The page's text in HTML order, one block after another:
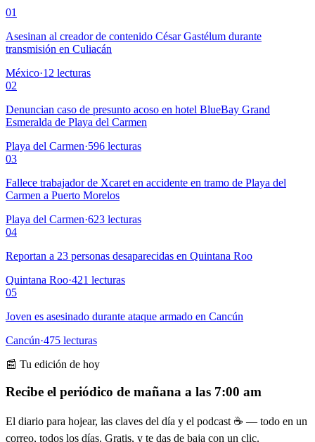
01
Asesinan al creador de contenido César Gastélum durante
transmisión en Culiacán
México·12 lecturas
02
Denuncian caso de presunto acoso en hotel BlueBay Grand
Esmeralda de Playa del Carmen
Playa del Carmen·596 lecturas
03
Fallece trabajador de Xcaret en accidente en tramo de Playa del
Carmen a Puerto Morelos
Playa del Carmen·623 lecturas
04
Reportan a 23 personas desaparecidas en Quintana Roo
Quintana Roo·421 lecturas
05
Joven es asesinado durante ataque armado en Cancún
Cancún·475 lecturas
📰 Tu edición de hoy
Recibe el periódico de mañana a las 7:00 am
El diario para hojear, las claves del día y el podcast ☕ — todo en un
correo, todos los días. Gratis, y te das de baja con un clic.